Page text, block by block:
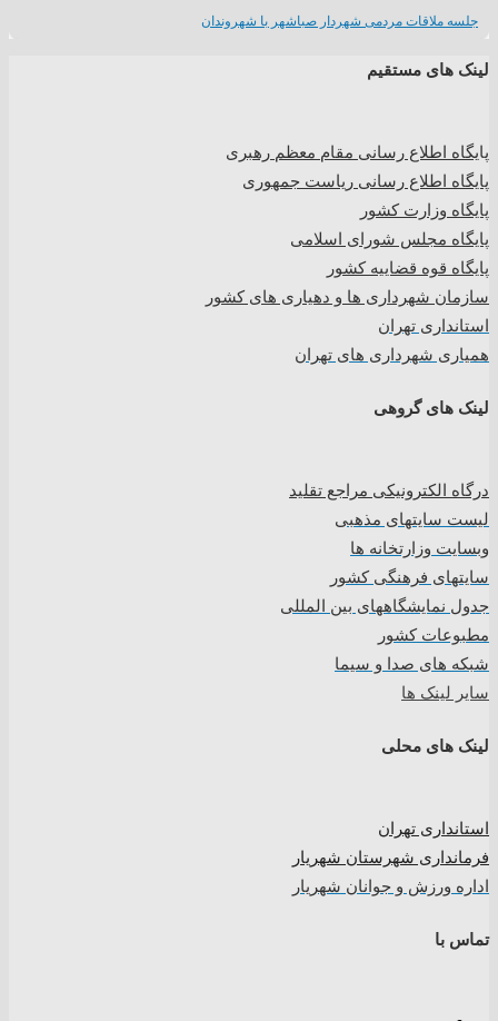
جلسه ملاقات مردمی شهردار صباشهر با شهروندان
لینک های مستقیم
پایگاه اطلاع رسانی مقام معظم رهبری
پایگاه اطلاع رسانی ریاست جمهوری
پایگاه وزارت کشور
پایگاه مجلس شورای اسلامی
پایگاه قوه قضاییه کشور
سازمان شهرداری ها و دهیاری های کشور
استانداری تهران
همیاری شهرداری های تهران
لینک های گروهی
درگاه الکترونیکی مراجع تقلید
لیست سایتهای مذهبی
وبسایت وزارتخانه ها
سایتهای فرهنگی کشور
جدول نمایشگاههای بین المللی
مطبوعات کشور
شبکه های صدا و سیما
سایر لینک ها
لینک های محلی
استانداری تهران
فرمانداری شهرستان شهریار
اداره ورزش و جوانان شهریار
تماس با